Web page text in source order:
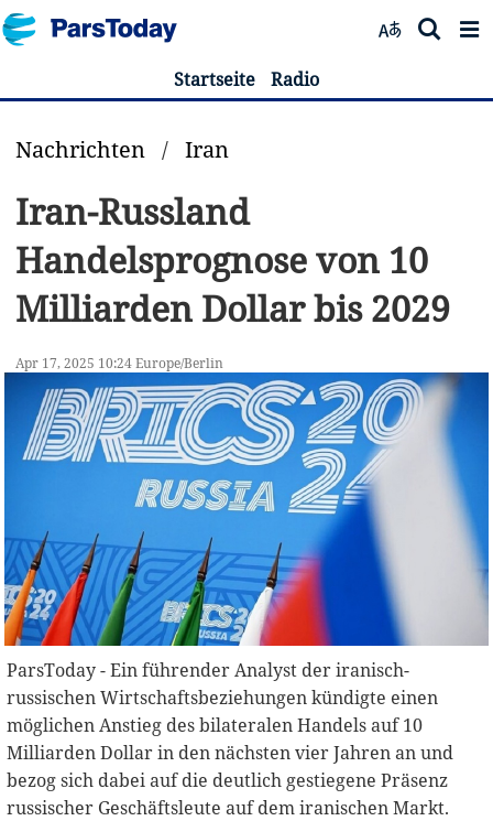
Startseite Radio
Nachrichten / Iran
Iran-Russland
Handelsprognose von 10
Milliarden Dollar bis 2029
Apr 17, 2025 10:24 Europe/Berlin
ParsToday - Ein führender Analyst der iranisch-
russischen Wirtschaftsbeziehungen kündigte einen
möglichen Anstieg des bilateralen Handels auf 10
Milliarden Dollar in den nächsten vier Jahren an und
bezog sich dabei auf die deutlich gestiegene Präsenz
russischer Geschäftsleute auf dem iranischen Markt.